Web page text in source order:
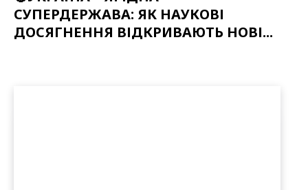
СУПЕРДЕРЖАВА: ЯК НАУКОВІ
ДОСЯГНЕННЯ ВІДКРИВАЮТЬ НОВІ...